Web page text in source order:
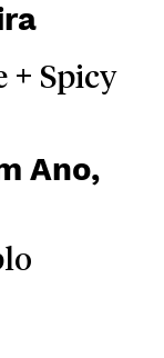
+ Spicy
Ano,